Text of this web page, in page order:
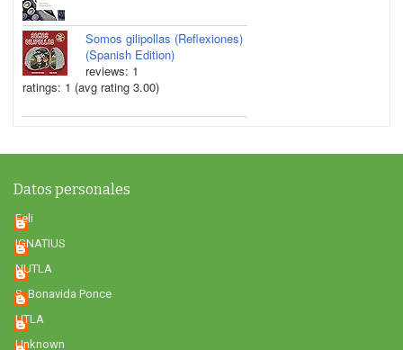
Somos gilipollas (Reflexiones)
(Spanish Edition)
reviews: 1
ratings: 1 (avg rating 3.00)
Datos personales
Feli
IGNATIUS
NUTLA
S. Bonavida Ponce
UTLA
Unknown